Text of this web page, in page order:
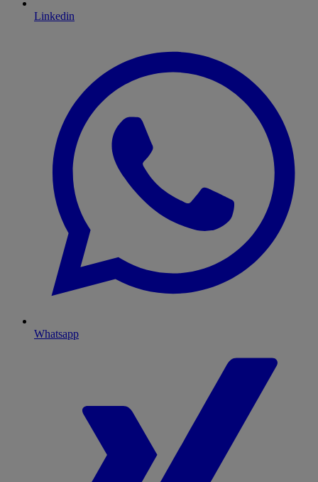
Linkedin
Whatsapp